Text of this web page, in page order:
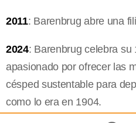
2011: Barenbrug abre una
2024: Barenbrug celebra su
apasionado por ofrecer las
césped sustentable para
como lo era en 1904.